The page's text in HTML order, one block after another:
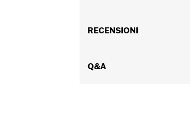
Istruzioni di installazione
Contenuto della confezione:
RECENSIONI
Q&A